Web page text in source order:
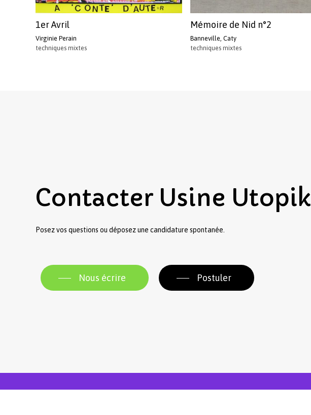
1er Avril
Virginie Perain
techniques mixtes
Mémoire de Nid n°2
Banneville, Caty
techniques mixtes
Contacter Usine Utopik
Posez vos questions ou déposez une candidature spontanée.
Nous écrire Postuler